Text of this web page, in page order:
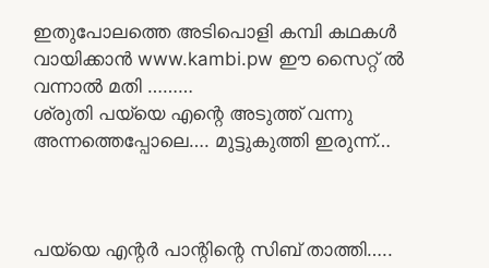
ഇതുപോലത്തെ അടിപൊളി കമ്പി കഥകൾ
വായിക്കാൻ www.kambi.pw ഈ സൈറ്റ് ൽ
വന്നാൽ മതി ………
ശ്രുതി പയ്യെ എന്റെ അടുത്ത് വന്നു
അന്നത്തെപ്പോലെ…. മുട്ടുകുത്തി ഇരുന്ന്…
പയ്യെ എന്റർ പാന്റിന്റെ സിബ് താത്തി…..